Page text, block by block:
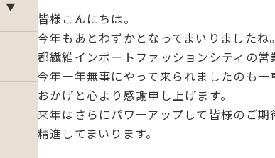
▼
皆様こんにちは。
今年もあとわずかとなってまいりましたね。
都繊維インポートファッションシティの営
今年一年無事にやって来られましたのも
おかげと心より感謝申し上げます。
来年はさらにパワーアップして皆様のご
精進してまいります。